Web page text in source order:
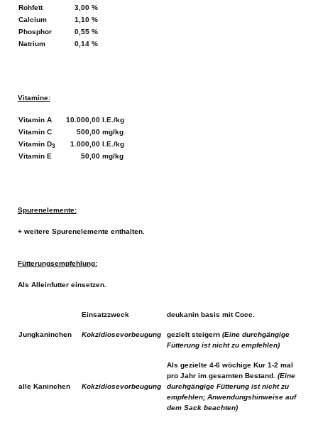
Rohfett
3,00 %
Calcium
1,10 %
Phosphor
0,55 %
Natrium
0,14 %
Vitamine:
Vitamin A
10.000,00 I.E./kg
Vitamin C
500,00 mg/kg
Vitamin D3
1.000,00 I.E./kg
Vitamin E
50,00 mg/kg
Spurenelemente:
+ weitere Spurenelemente enthalten.
Fütterungsempfehlung:
Als Alleinfutter einsetzen.
Einsatzzweck deukanin basis mit Cocc.
Jungkaninchen Kokzidiosevorbeugung gezielt steigern (Eine durchgängige
Fütterung ist nicht zu empfehlen)
alle Kaninchen Kokzidiosevorbeugung
Als gezielte 4-6 wöchige Kur 1-2 mal
pro Jahr im gesamten Bestand. (Eine
durchgängige Fütterung ist nicht zu
empfehlen; Anwendungshinweise auf
dem Sack beachten)